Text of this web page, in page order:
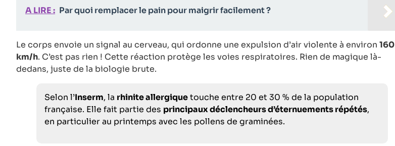
A LIRE : Par quoi remplacer le pain pour maigrir facilement ?
Le corps envoie un signal au cerveau, qui ordonne une expulsion d’air violente à environ 160
km/h. C’est pas rien ! Cette réaction protège les voies respiratoires. Rien de magique là-
dedans, juste de la biologie brute.
Selon l’Inserm, la rhinite allergiquetouche entre 20 et 30 % de la population
française. Elle fait partie des principaux déclencheurs d’éternuements répétés,
en particulier au printemps avec les pollens de graminées.